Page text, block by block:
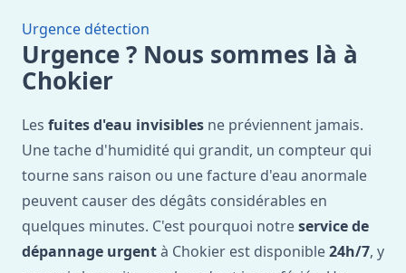
Urgence détection
Urgence ? Nous sommes là à
Chokier
Les fuites d'eau invisibles ne préviennent jamais.
Une tache d'humidité qui grandit, un compteur qui
tourne sans raison ou une facture d'eau anormale
peuvent causer des dégâts considérables en
quelques minutes. C'est pourquoi notreservice de
dépannage urgentà Chokier est disponible24h/7, y